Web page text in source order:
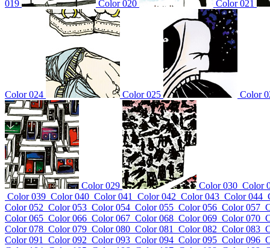
019 Color 020 Color 021
Color 024 Color 025 Color
Color 029 Color 030 Color
Color 039 Color 040 Color 041 Color 042 Color 043 Color 044
Color 052 Color 053 Color 054 Color 055 Color 056 Color 057
Color 065 Color 066 Color 067 Color 068 Color 069 Color 070
Color 078 Color 079 Color 080 Color 081 Color 082 Color 083
Color 091
Color 092 Color 093 Color 094 Color 095 Color 096